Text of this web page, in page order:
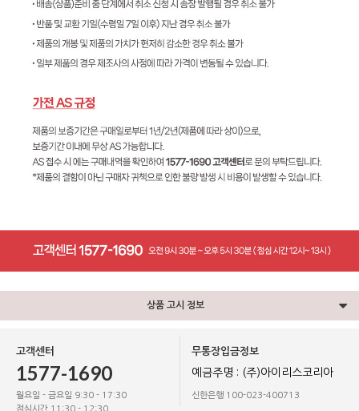
상품 고시 정보
고객센터
1577-1690
월요일 - 금요일 9:30 - 17:30
점심시간 11:30 - 12:30
무통장입금정보
예금주명 : (주)아이리스코리아
신한은행 100-023-400713